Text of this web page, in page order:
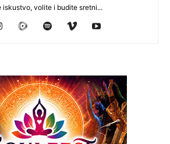
iskustvo, volite i budite sretni...